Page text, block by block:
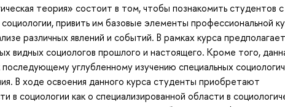
теория» состоит в том, чтобы познакомить студентов с
привить им базовые элементы профессиональной
различных явлений и событий. В рамках курса
видных социологов прошлого и настоящего. Кроме того,
углубленному изучению специальных
В ходе освоения данного курса студенты приобретают
в социологии как о специализированной области в